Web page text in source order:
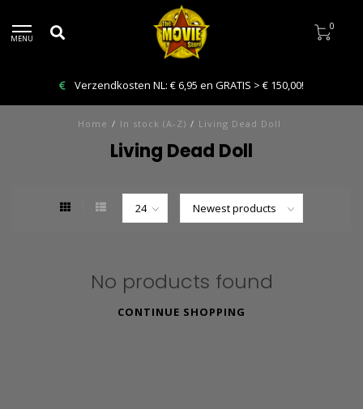
MENU
0
Verzendkosten NL: € 6,95 en GRATIS > € 150,00!
Home / In stock (A-Z) / Living Dead Doll
Living Dead Doll
No products found
CONTINUE SHOPPING